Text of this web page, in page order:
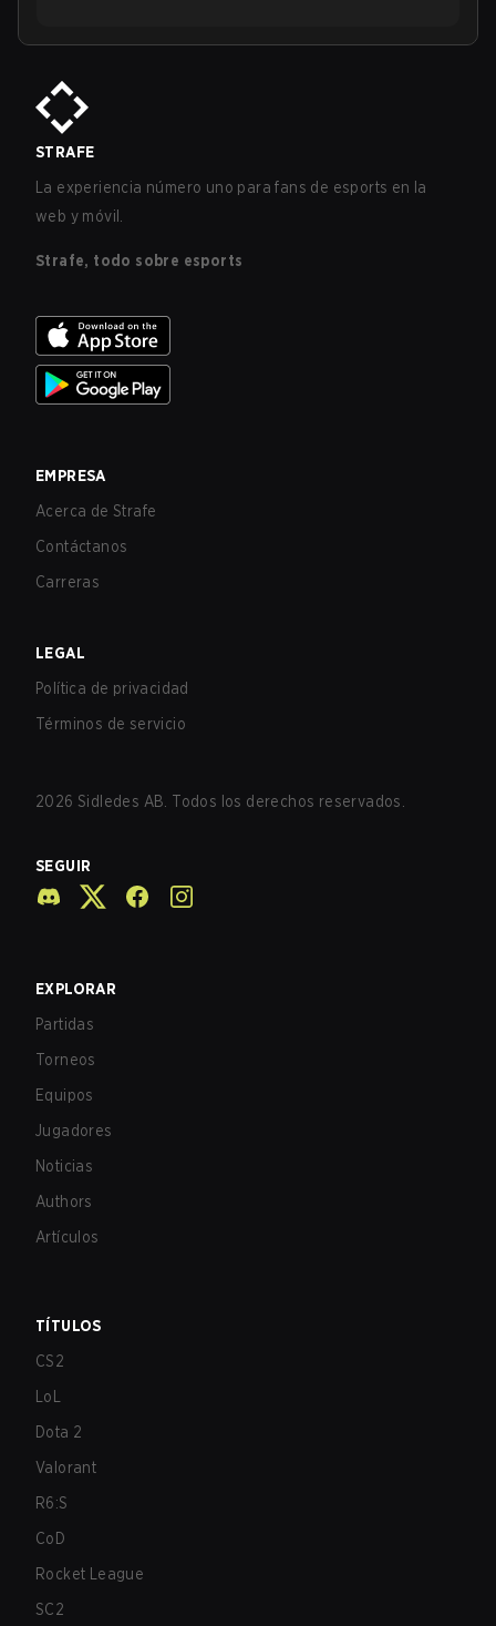
STRAFE
La experiencia número uno para fans de esports en la
web y móvil.
Strafe, todo sobre esports
EMPRESA
Acerca de Strafe
Contáctanos
Carreras
LEGAL
Política de privacidad
Términos de servicio
2026 Sidledes AB. Todos los derechos reservados.
SEGUIR
EXPLORAR
Partidas
Torneos
Equipos
Jugadores
Noticias
Authors
Artículos
TÍTULOS
CS2
LoL
Dota 2
Valorant
R6:S
CoD
Rocket League
SC2